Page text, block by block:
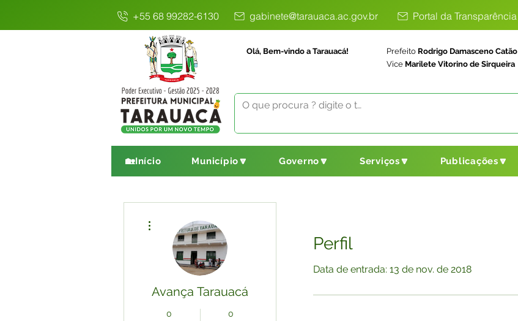
+55 68 99282-6130 gabinete@tarauaca.ac.gov.br Portal da Transparência
Olá, Bem-vindo a Tarauacá! Prefeito Rodrigo Damasceno Catão
Vice Marilete Vitorino de Sirqueira
🏡Início Município🔽 Governo🔽 Serviços🔽 Publicações🔽
Perfil
Data de entrada: 13 de nov. de 2018
Avança Tarauacá
0 0